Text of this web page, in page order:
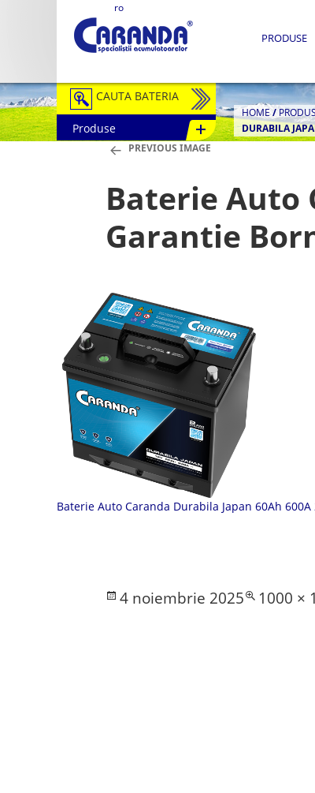
ro
PRODUSE
CAUTA BATERIA
Auto / Moto
Semitractiune
Stationare
Accesorii Baterii
Fotovoltaice
Produse
HOME/
DURABILA
PREVIOUS IMAGE
Baterie Auto
Garantie
Baterie Auto Caranda Durabila Japan 60Ah
Posted
4 noiembrie 2025
Full
1000 ×